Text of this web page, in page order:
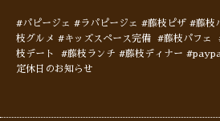
#パピージェ #ラパピージェ #藤枝ピザ #藤
枝グルメ #キッズスペース完備 #藤枝パフェ
枝デート #藤枝ランチ #藤枝ディナー
定休日のお知らせ